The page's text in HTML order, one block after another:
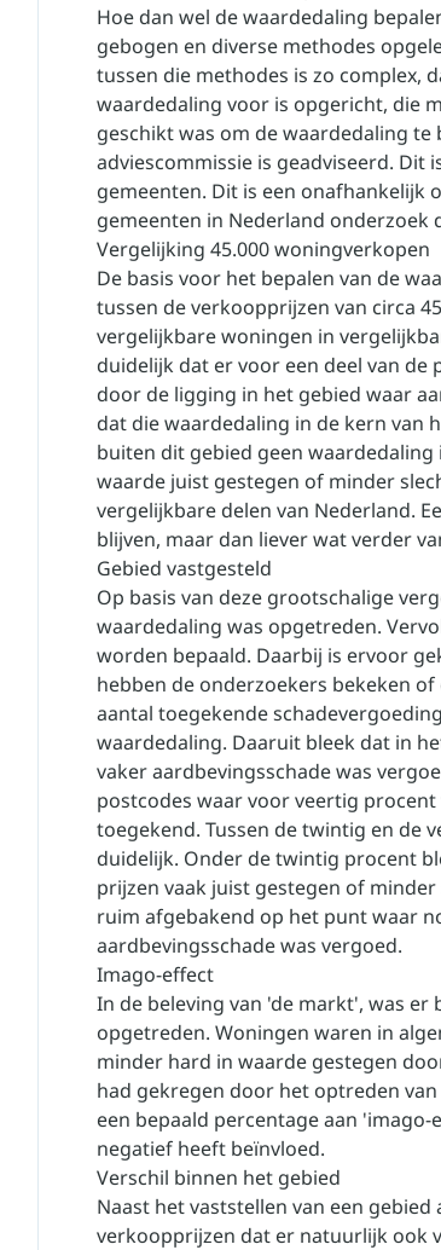
Hoe dan wel de waardedaling
gebogen en diverse methodes
tussen die methodes is zo complex,
waardedaling voor is opgericht, die
geschikt was om de waardedaling
adviescommissie is geadviseerd.
gemeenten. Dit is een onafhankelijk
gemeenten in Nederland onderzoek
Vergelijking 45.000 woningverkopen
De basis voor het bepalen van de
tussen de verkoopprijzen van circa
vergelijkbare woningen in
duidelijk dat er voor een deel van
door de ligging in het gebied waar
dat die waardedaling in de kern van
buiten dit gebied geen
waarde juist gestegen of minder
vergelijkbare delen van Nederland.
blijven, maar dan liever wat verder
Gebied vastgesteld
Op basis van deze grootschalige
waardedaling was opgetreden.
worden bepaald. Daarbij is ervoor
hebben de onderzoekers bekeken
aantal toegekende
waardedaling. Daaruit bleek dat in
vaker aardbevingsschade was
postcodes waar voor veertig
toegekend. Tussen de twintig en de
duidelijk. Onder de twintig procent
prijzen vaak juist gestegen of
ruim afgebakend op het punt waar
aardbevingsschade was vergoed.
Imago-effect
In de beleving van 'de markt', was
opgetreden. Woningen waren in
minder hard in waarde gestegen
had gekregen door het optreden
een bepaald percentage aan
negatief heeft beïnvloed.
Verschil binnen het gebied
Naast het vaststellen van een
verkoopprijzen dat er natuurlijk ook